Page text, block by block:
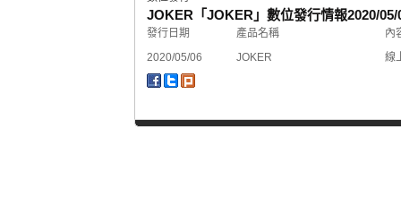
JOKER「JOKER」數位發行情報2020/05/
發行日期 產品名稱
內
2020/05/06
JOKER 線